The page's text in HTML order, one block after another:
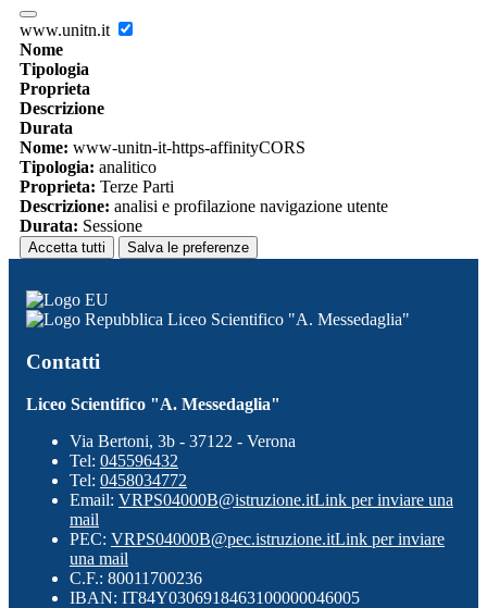
www.unitn.it
Nome
Tipologia
Proprieta
Descrizione
Durata
Nome: www-unitn-it-https-affinityCORS
Tipologia: analitico
Proprieta: Terze Parti
Descrizione: analisi e profilazione navigazione utente
Durata: Sessione
Accetta tutti Salva le preferenze
Liceo Scientifico "A. Messedaglia"
Contatti
Liceo Scientifico "A. Messedaglia"
Via Bertoni, 3b - 37122 - Verona
Tel: 045596432
Tel: 0458034772
Email: VRPS04000B@istruzione.itLink per inviare una
mail
PEC: VRPS04000B@pec.istruzione.itLink per inviare
una mail
C.F.: 80011700236
IBAN: IT84Y0306918463100000046005